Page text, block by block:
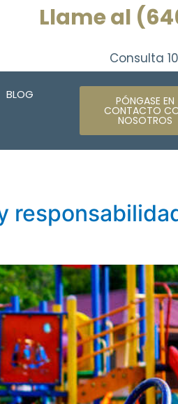
Llame al
Consulta
BLOG PÓNGASE EN
CONTACTO
NOSOTROS